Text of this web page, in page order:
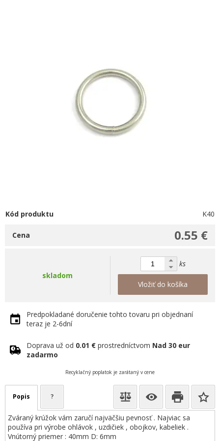
Kód produktu K40
0.55 €
Cena
skladom
ks
Vložiť do košíka
Predpokladané doručenie tohto tovaru pri objednaní
teraz je 2-6dní
Doprava už od 0.01 € prostredníctvom Nad 30 eur
zadarmo
Recyklačný poplatok je zarátaný v cene
Popis ?
Zváraný krúžok vám zaručí najväčšiu pevnosť . Najviac sa
používa pri výrobe ohlávok , uzdičiek , obojkov, kabeliek .
Vnútorný priemer : 40mm D: 6mm